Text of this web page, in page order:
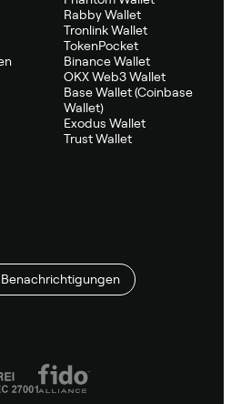
Rabby Wallet
Tronlink Wallet
TokenPocket
Binance Wallet
OKX Web3 Wallet
Base Wallet (Coinbase
Wallet)
Exodus Wallet
Trust Wallet